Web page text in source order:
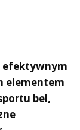
efektywnym
elementem
bel,